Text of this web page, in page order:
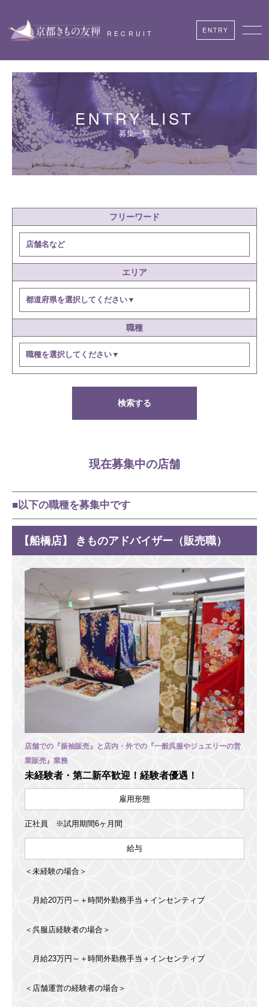
RECRUIT ENTRY
ENTRY LIST
募集一覧
フリーワード
エリア
職種
検索する
現在募集中の店舗
■以下の職種を募集中です
【船橋店】 きものアドバイザー（販売職）
店舗での『振袖販売』と店内・外での『一般呉服やジュエリーの営
業販売』業務
未経験者・第二新卒歓迎！経験者優遇！
雇用形態
正社員 ※試用期間6ヶ月間
給与
＜未経験の場合＞
月給20万円～＋時間外勤務手当＋インセンティブ
＜呉服店経験者の場合＞
月給23万円～＋時間外勤務手当＋インセンティブ
＜店舗運営の経験者の場合＞